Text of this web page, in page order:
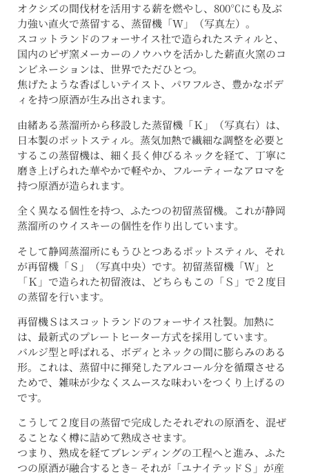
オクシズの間伐材を活用する薪を燃やし、800℃にも及ぶ
力強い直火で蒸留する、蒸留機「W」（写真左）。
スコットランドのフォーサイス社で造られたスティルと、
国内のピザ窯メーカーのノウハウを活かした薪直火窯のコ
ンビネーションは、世界でただひとつ。
焦げたような香ばしいテイスト、パワフルさ、豊かなボデ
ィを持つ原酒が生み出されます。
由緒ある蒸溜所から移設した蒸留機「Ｋ」（写真右）は、
日本製のポットスティル。蒸気加熱で繊細な調整を必要と
するこの蒸留機は、細く長く伸びるネックを経て、丁寧に
磨き上げられた華やかで軽やか、フルーティーなアロマを
持つ原酒が造られます。
全く異なる個性を持つ、ふたつの初留蒸留機。これが静岡
蒸溜所のウイスキーの個性を作り出しています。
そして静岡蒸溜所にもうひとつあるポットスティル、それ
が再留機「Ｓ」（写真中央）です。初留蒸留機「Ｗ」と
「Ｋ」で造られた初留液は、どちらもこの「Ｓ」で２度目
の蒸留を行います。
再留機Ｓはスコットランドのフォーサイス社製。加熱に
は、最新式のプレートヒーター方式を採用しています。
バルジ型と呼ばれる、ボディとネックの間に膨らみのある
形。これは、蒸留中に揮発したアルコール分を循環させる
ためで、雑味が少なくスムースな味わいをつくり上げるの
です。
こうして２度目の蒸留で完成したそれぞれの原酒を、混ぜ
ることなく樽に詰めて熟成させます。
つまり、熟成を経てブレンディングの工程へと進み、ふた
つの原酒が融合するとき− それが「ユナイテッドＳ」が産